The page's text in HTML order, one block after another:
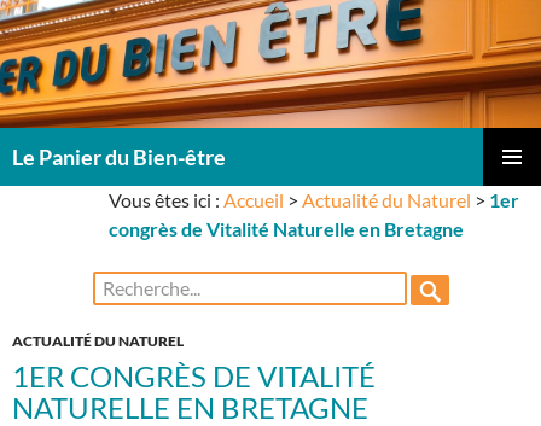
Le Panier du Bien-être
Vous êtes ici : Accueil > Actualité du Naturel > 1er
congrès de Vitalité Naturelle en Bretagne
Rechercher :
ACTUALITÉ DU NATUREL
1ER CONGRÈS DE VITALITÉ
NATURELLE EN BRETAGNE